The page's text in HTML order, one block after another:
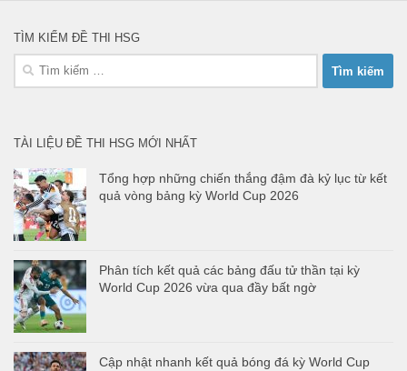
TÌM KIẾM ĐỀ THI HSG
Tìm
kiếm
TÀI LIỆU ĐỀ THI HSG MỚI NHẤT
Tổng hợp những chiến thắng đậm đà kỷ lục từ kết
quả vòng bảng kỳ World Cup 2026
Phân tích kết quả các bảng đấu tử thần tại kỳ
World Cup 2026 vừa qua đầy bất ngờ
Cập nhật nhanh kết quả bóng đá kỳ World Cup